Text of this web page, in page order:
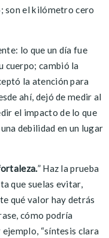
son el kilómetro cero
lo que un día fue
cuerpo; cambió la
la atención para
ahí, dejó de medir al
el impacto de lo que
debilidad en un lugar
” Haz la prueba
que suelas evitar,
qué valor hay detrás
cómo podría
ejemplo, “síntesis clara